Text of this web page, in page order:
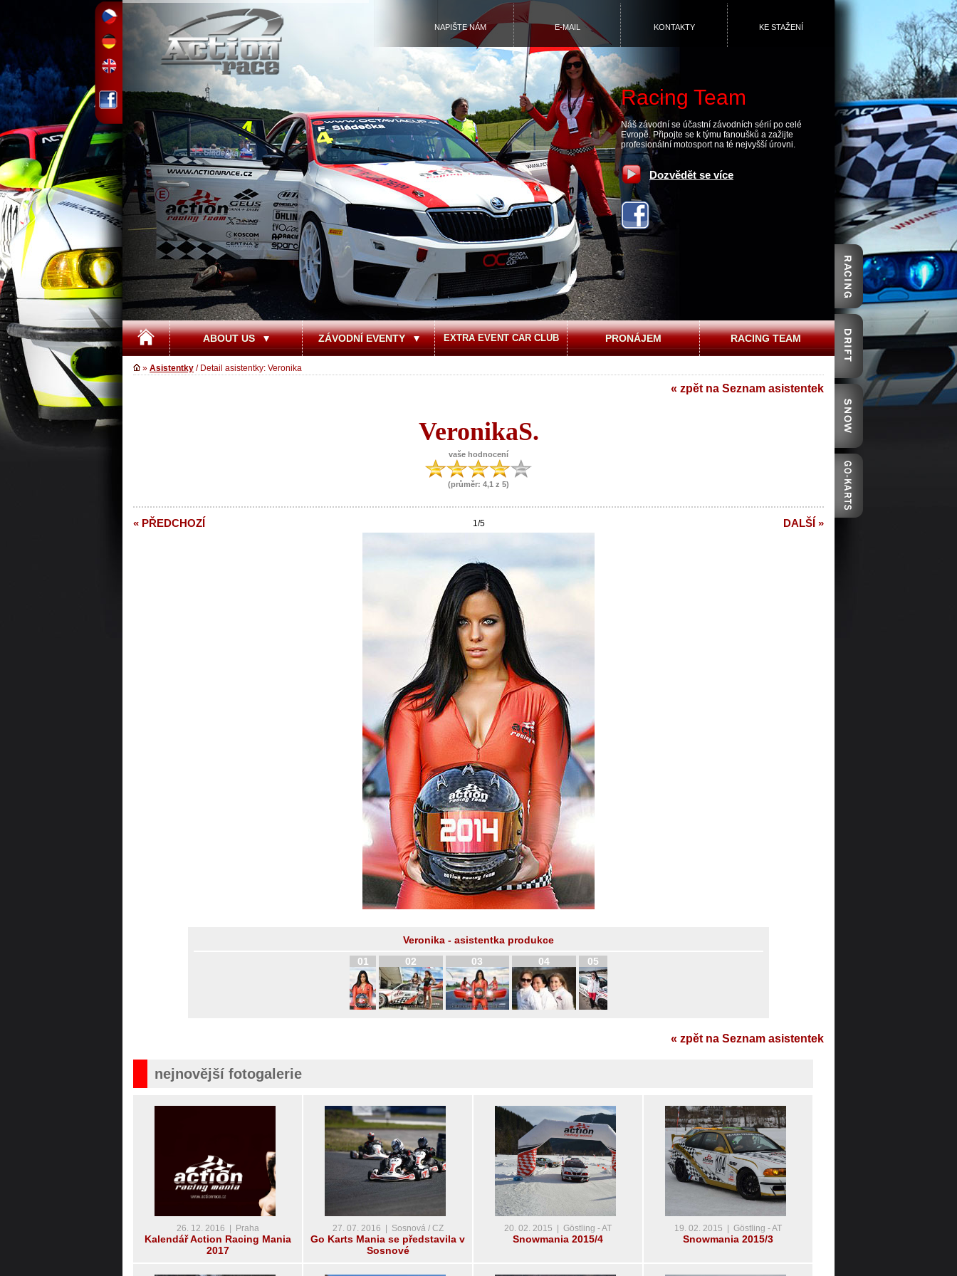
NAPIŠTE NÁM E-MAIL KONTAKTY KE STAŽENÍ
Racing Team
Náš závodní se účastní závodních sérií po celé
Evropě. Připojte se k týmu fanoušků a zažijte
profesionální motosport na té nejvyšší úrovni.
Dozvědět se více
ABOUT US ZÁVODNÍ EVENTY EXTRA EVENT CAR CLUB PRONÁJEM RACING TEAM
» Asistentky / Detail asistentky: Veronika
« zpět na Seznam asistentek
VeronikaS.
vaše hodnocení
(průměr: 4,1 z 5)
1/5
« PŘEDCHOZÍ DALŠÍ »
Veronika - asistentka produkce
01
02 03 04 05
« zpět na Seznam asistentek
nejnovější fotogalerie
26. 12. 2016 | Praha
Kalendář Action Racing Mania
2017
27. 07. 2016 | Sosnová / CZ
Go Karts Mania se představila v
Sosnové
20. 02. 2015 | Göstling - AT
Snowmania 2015/4
19. 02. 2015 | Göstling - AT
Snowmania 2015/3